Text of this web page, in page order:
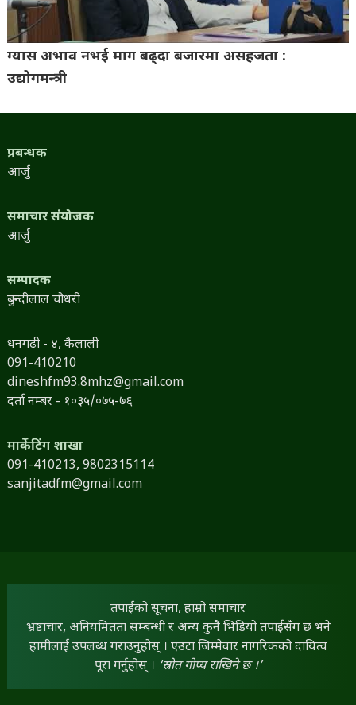
ग्यास अभाव नभई माग बढ्दा बजारमा असहजता :
उद्योगमन्त्री
प्रबन्धक
आर्जु
समाचार संयोजक
आर्जु
सम्पादक
बुन्दीलाल चौधरी
धनगढी - ४, कैलाली
091-410210
dineshfm93.8mhz@gmail.com
दर्ता नम्बर - १०३५/०७५-७६
मार्केटिंग शाखा
091-410213, 9802315114
sanjitadfm@gmail.com
तपाईंको सूचना, हाम्रो समाचार
भ्रष्टाचार, अनियमितता सम्बन्धी र अन्य कुनै भिडियो तपाईंसँग छ भने
हामीलाई उपलब्ध गराउनुहोस् । एउटा जिम्मेवार नागरिकको दायित्व
पूरा गर्नुहोस् । ‘स्रोत गोप्य राखिने छ ।’